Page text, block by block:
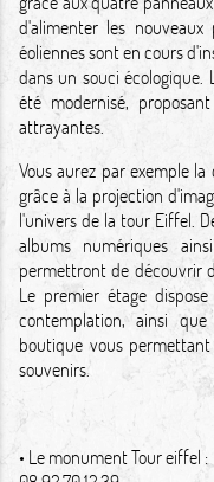
d'alimenter les
éoliennes sont en cours
dans un souci écologique.
été modernisé,
attrayantes.
Vous aurez par exemple
grâce à la projection
l'univers de la tour Eiffel.
albums numériques
permettront de découvrir
Le premier étage
contemplation, ainsi
boutique vous
souvenirs.
• Le monumentTour eiffel :